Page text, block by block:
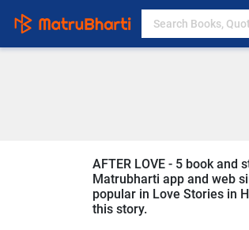
AFTER LOVE - 5 book
Matrubharti app and web
popular in Love Stories in
this story.